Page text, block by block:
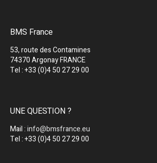
BMS France
53, route des Contamines
74370 Argonay FRANCE
Tel : +33 (0)4 50 27 29 00
UNE QUESTION ?
Mail :info@bmsfrance.eu
Tel : +33 (0)4 50 27 29 00